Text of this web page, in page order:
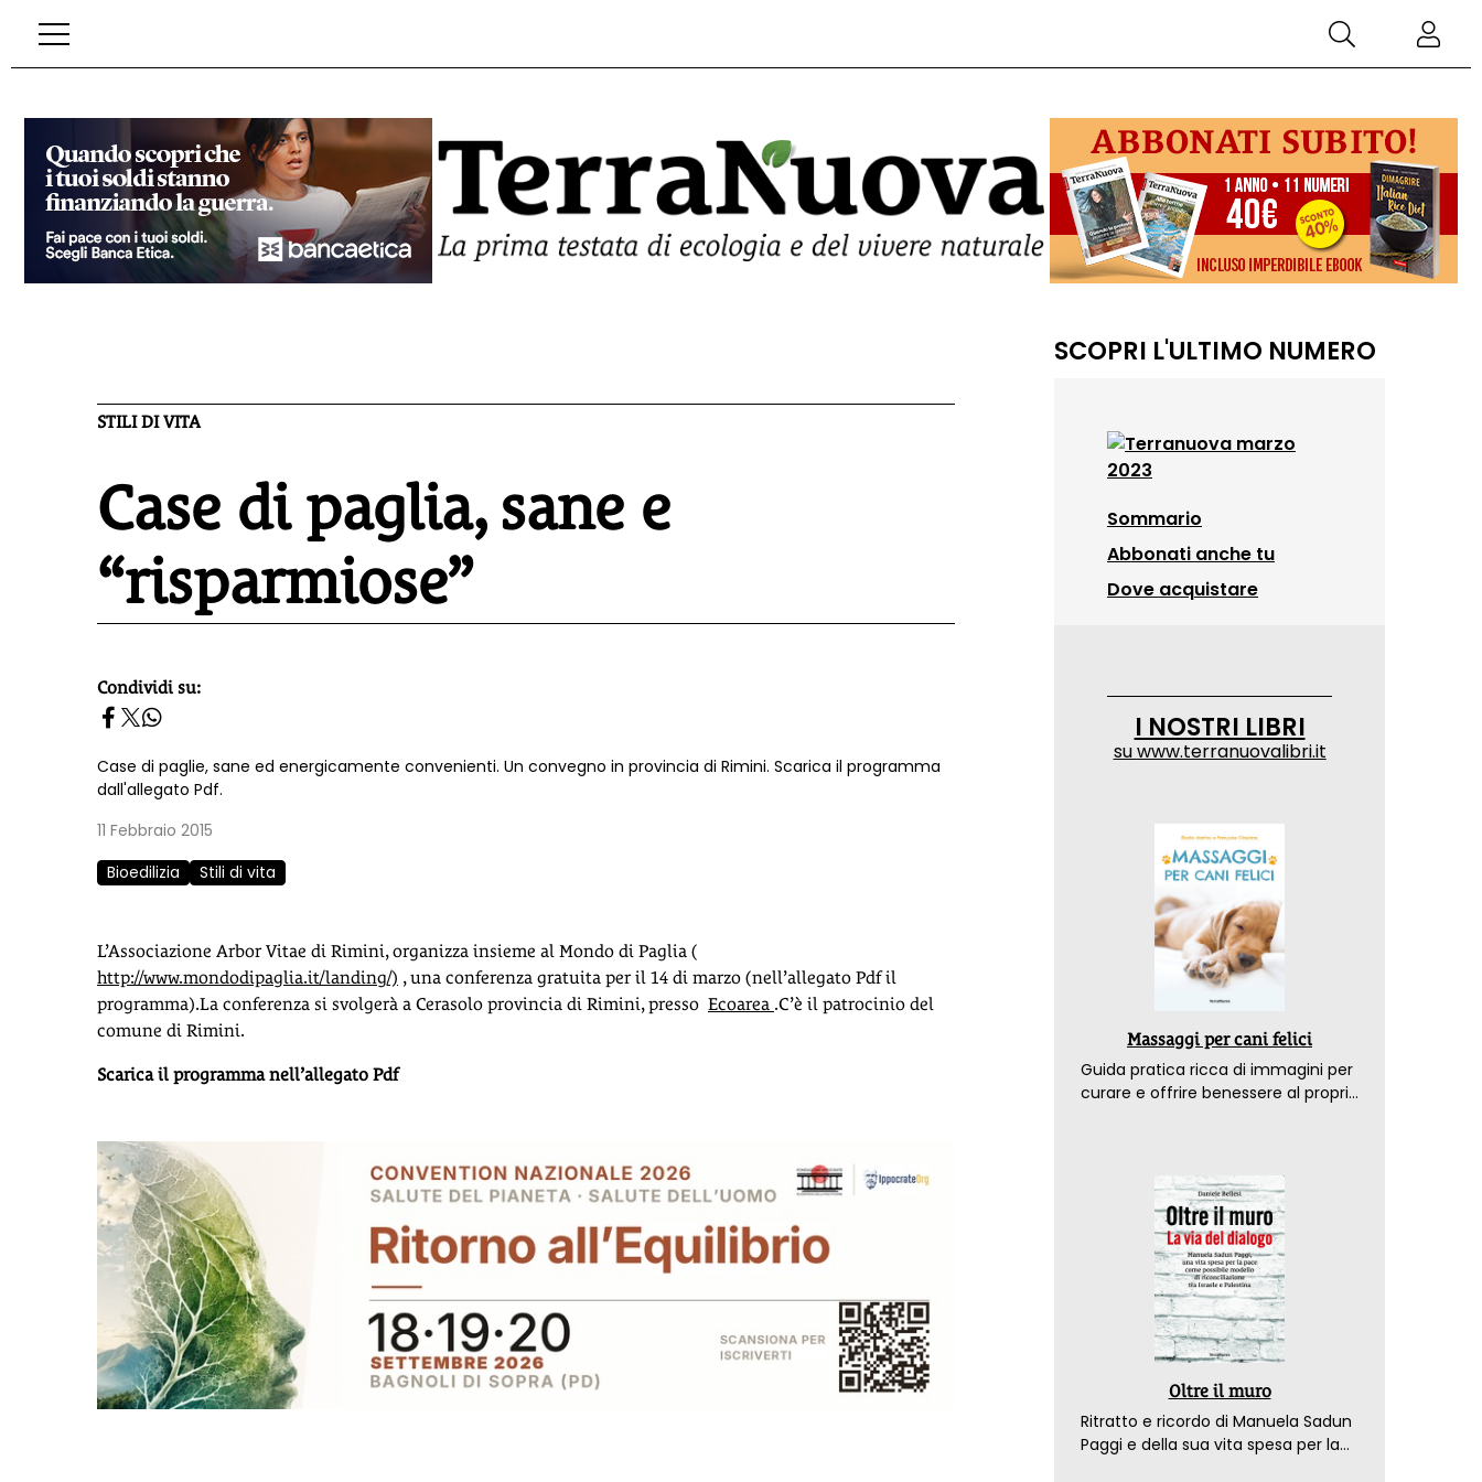
STILI DI VITA
Case di paglia, sane e
“risparmiose”
homepage h2
Condividi su:
Case di paglie, sane ed energicamente convenienti. Un convegno in provincia di Rimini. Scarica il programma
dall'allegato Pdf.
11 Febbraio 2015
Bioedilizia
Stili di vita
L’Associazione Arbor Vitae di Rimini, organizza insieme al Mondo di Paglia (
http://www.mondodipaglia.it/landing/) , una conferenza gratuita per il 14 di marzo (nell’allegato Pdf il
programma).La conferenza si svolgerà a Cerasolo provincia di Rimini, presso Ecoarea .C’è il patrocinio del
comune di Rimini.
Scarica il programma nell’allegato Pdf
SCOPRI L'ULTIMO NUMERO
Sommario
Abbonati anche tu
Dove acquistare
I NOSTRI LIBRI
suwww.terranuovalibri.it
Massaggi per cani felici
Guida pratica ricca di immagini per
curare e offrire benessere al proprio
Oltre il muro
Ritratto e ricordo di Manuela Sadun
Paggi e della sua vita spesa per la